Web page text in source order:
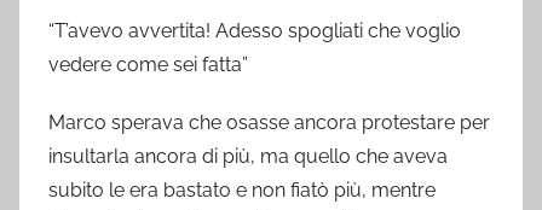
“T’avevo avvertita! Adesso spogliati che voglio
vedere come sei fatta”
Marco sperava che osasse ancora protestare per
insultarla ancora di più, ma quello che aveva
subito le era bastato e non fiatò più, mentre